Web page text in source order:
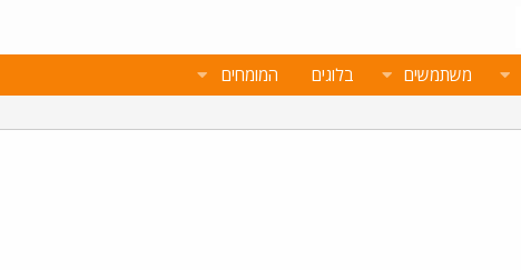
משתמשים בלוגים המומחים